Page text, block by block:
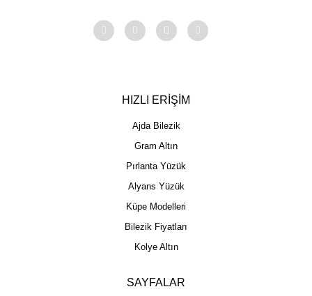
HIZLI ERİŞİM
Ajda Bilezik
Gram Altın
Pırlanta Yüzük
Alyans Yüzük
Küpe Modelleri
Bilezik Fiyatları
Kolye Altın
SAYFALAR